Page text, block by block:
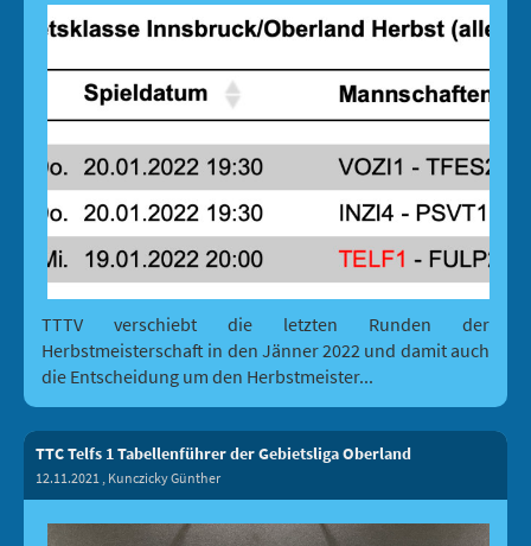
TTTV verschiebt die letzten Runden der
Herbstmeisterschaft in den Jänner 2022 und damit auch
die Entscheidung um den Herbstmeister...
TTC Telfs 1 Tabellenführer der Gebietsliga Oberland
12.11.2021 , Kunczicky Günther